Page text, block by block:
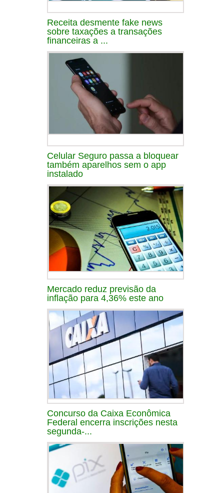
Receita desmente fake news
sobre taxações a transações
financeiras a ...
Celular Seguro passa a bloquear
também aparelhos sem o app
instalado
Mercado reduz previsão da
inflação para 4,36% este ano
Concurso da Caixa Econômica
Federal encerra inscrições nesta
segunda-...